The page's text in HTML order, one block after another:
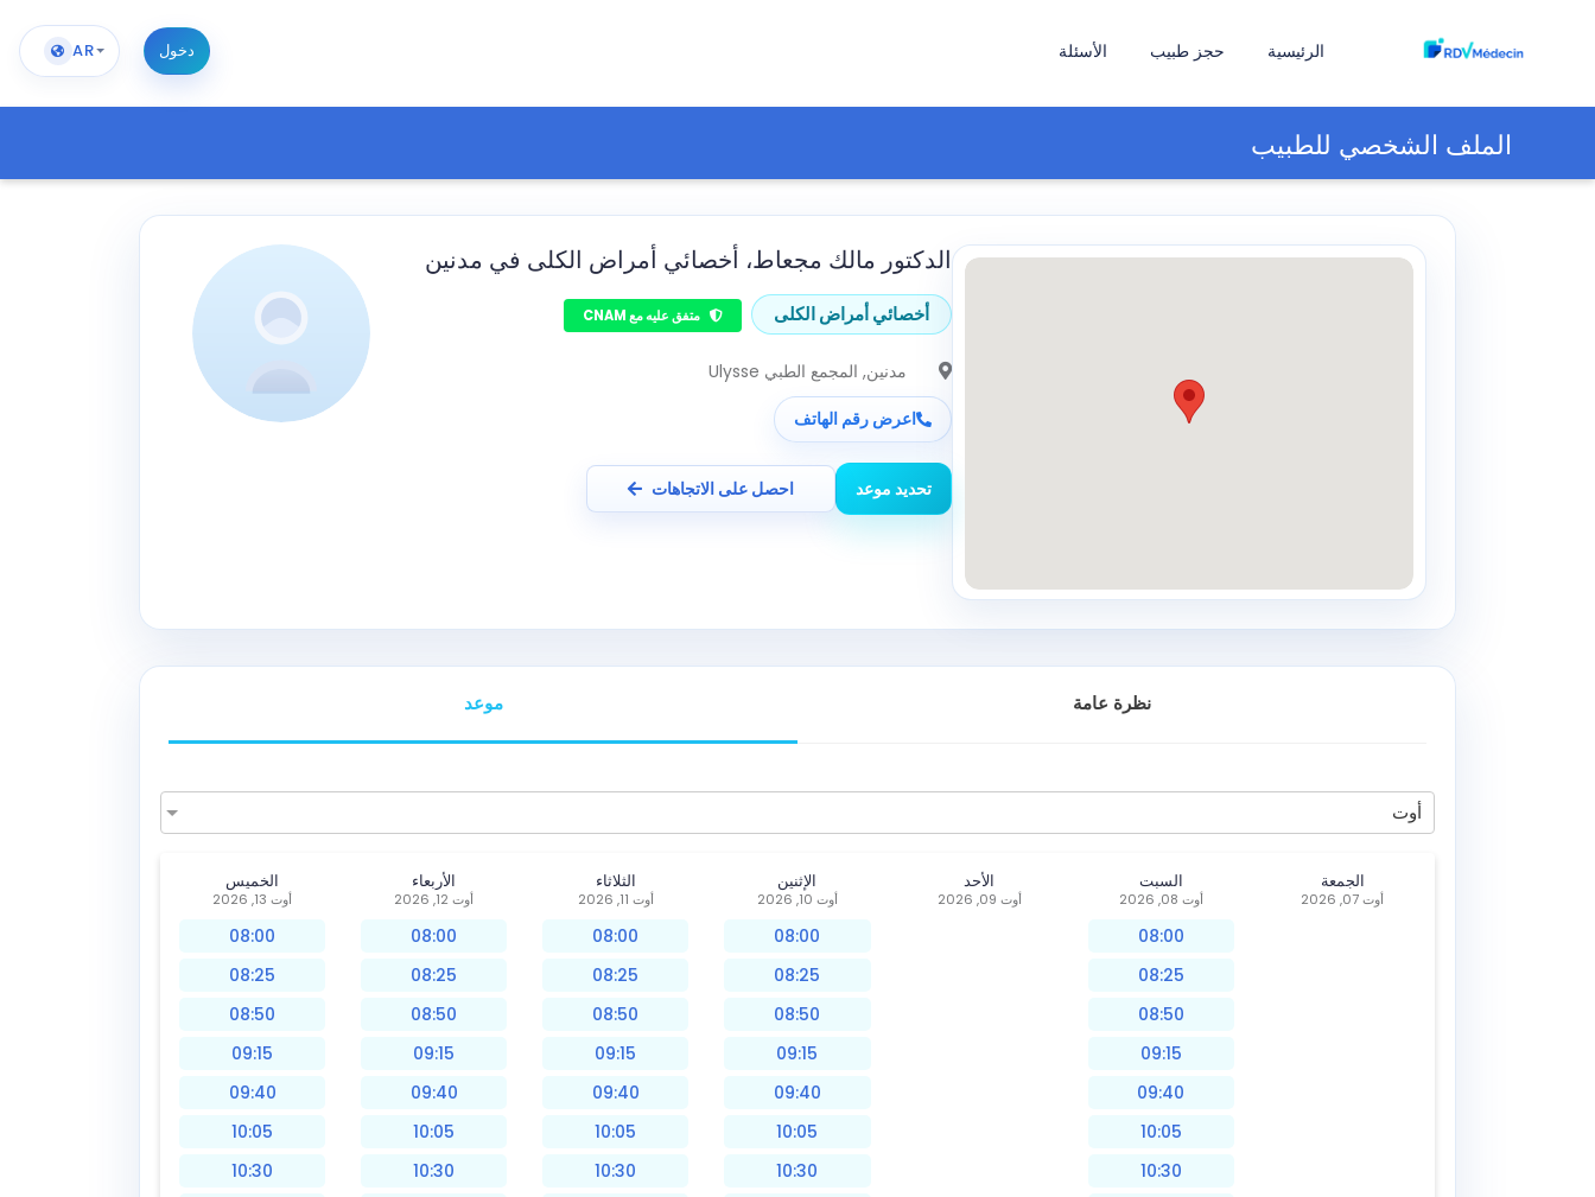
الرئيسية حجز طبيب الأسئلة دخول AR
الملف الشخصي للطبيب
الدكتور مالك مجعاط، أخصائي أمراض الكلى في مدنين
أخصائي أمراض الكلى متفق عليه مع CNAM
مدنين, المجمع الطبي Ulysse
اعرض رقم الهاتف
تحديد موعد احصل على الاتجاهات
نظرة عامة موعد
أوت
الخميس
أوت 13, 2026
08:00
08:25
08:50
09:15
09:40
10:05
10:30
الأربعاء
أوت 12, 2026
08:00
08:25
08:50
09:15
09:40
10:05
10:30
الثلاثاء
أوت 11, 2026
08:00
08:25
08:50
09:15
09:40
10:05
10:30
الإثنين
أوت 10, 2026
08:00
08:25
08:50
09:15
09:40
10:05
10:30
الأحد
أوت 09, 2026
السبت
أوت 08, 2026
08:00
08:25
08:50
09:15
09:40
10:05
10:30
الجمعة
أوت 07, 2026